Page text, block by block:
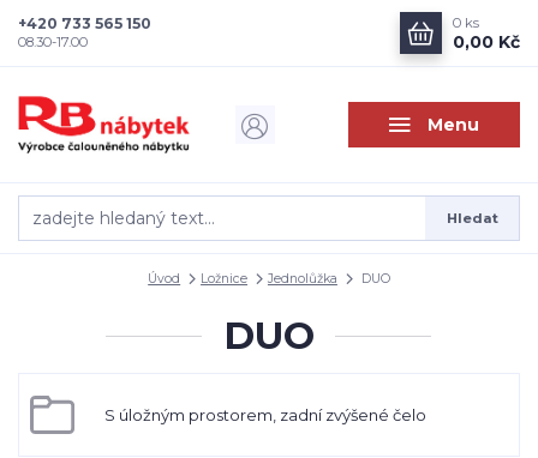
Menu
Hledat
+420 733 565 150
08.30-17.00
0 ks
0,00 Kč
Úvod Ložnice Jednolůžka DUO
DUO
S úložným prostorem, zadní zvýšené čelo